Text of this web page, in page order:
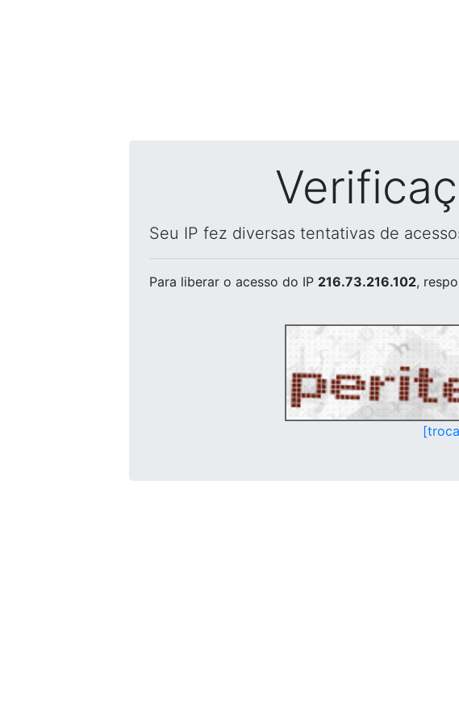
Seu IP fez diversas tentativas de
Para liberar o acesso do IP 216.73.216.102,